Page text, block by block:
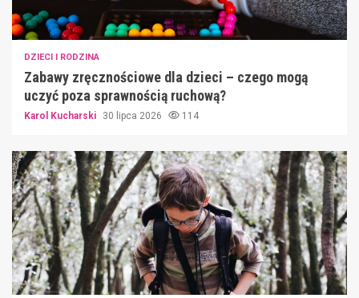
DZIECI I RODZINA
Zabawy zręcznościowe dla dzieci – czego mogą
uczyć poza sprawnością ruchową?
Karol Kucharski 30 lipca 2026 114